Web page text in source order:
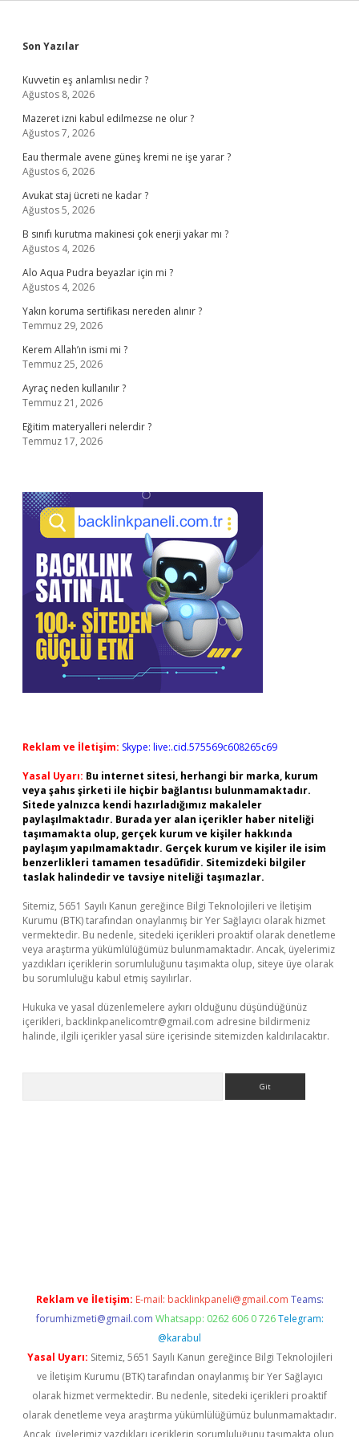
Sidebar
Son Yazılar
Kuvvetin eş anlamlısı nedir ?
Ağustos 8, 2026
Mazeret izni kabul edilmezse ne olur ?
Ağustos 7, 2026
Eau thermale avene güneş kremi ne işe yarar ?
Ağustos 6, 2026
Avukat staj ücreti ne kadar ?
Ağustos 5, 2026
B sınıfı kurutma makinesi çok enerji yakar mı ?
Ağustos 4, 2026
Alo Aqua Pudra beyazlar için mi ?
Ağustos 4, 2026
Yakın koruma sertifikası nereden alınır ?
Temmuz 29, 2026
Kerem Allah’ın ismi mi ?
Temmuz 25, 2026
Ayraç neden kullanılır ?
Temmuz 21, 2026
Eğitim materyalleri nelerdir ?
Temmuz 17, 2026
Reklam ve İletişim: Skype: live:.cid.575569c608265c69
Yasal Uyarı: Bu internet sitesi, herhangi bir marka, kurum
veya şahıs şirketi ile hiçbir bağlantısı bulunmamaktadır.
Sitede yalnızca kendi hazırladığımız makaleler
paylaşılmaktadır. Burada yer alan içerikler haber niteliği
taşımamakta olup, gerçek kurum ve kişiler hakkında
paylaşım yapılmamaktadır. Gerçek kurum ve kişiler ile isim
benzerlikleri tamamen tesadüfidir. Sitemizdeki bilgiler
taslak halindedir ve tavsiye niteliği taşımazlar.
Sitemiz, 5651 Sayılı Kanun gereğince Bilgi Teknolojileri ve İletişim
Kurumu (BTK) tarafından onaylanmış bir Yer Sağlayıcı olarak hizmet
vermektedir. Bu nedenle, sitedeki içerikleri proaktif olarak denetleme
veya araştırma yükümlülüğümüz bulunmamaktadır. Ancak, üyelerimiz
yazdıkları içeriklerin sorumluluğunu taşımakta olup, siteye üye olarak
bu sorumluluğu kabul etmiş sayılırlar.
Hukuka ve yasal düzenlemelere aykırı olduğunu düşündüğünüz
içerikleri, backlinkpanelicomtr@gmail.com adresine bildirmeniz
halinde, ilgili içerikler yasal süre içerisinde sitemizden kaldırılacaktır.
Reklam ve İletişim: E-mail: backlinkpaneli@gmail.com Teams:
forumhizmeti@gmail.com Whatsapp: 0262 606 0 726 Telegram:
@karabul
Yasal Uyarı: Sitemiz, 5651 Sayılı Kanun gereğince Bilgi Teknolojileri
ve İletişim Kurumu (BTK) tarafından onaylanmış bir Yer Sağlayıcı
olarak hizmet vermektedir. Bu nedenle, sitedeki içerikleri proaktif
olarak denetleme veya araştırma yükümlülüğümüz bulunmamaktadır.
Ancak, üyelerimiz yazdıkları içeriklerin sorumluluğunu taşımakta olup,